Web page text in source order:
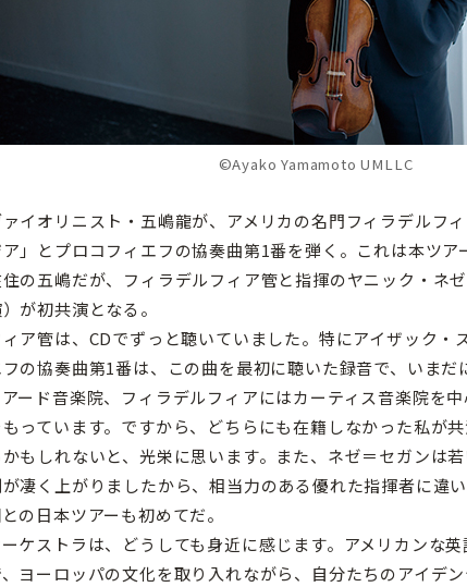
©Ayako Yamamoto UMLLC
イオリニスト・五嶋龍が、アメリカの名門フィラデルフ
」とプロコフィエフの協奏曲第1番を弾く。これは本ツア
の五嶋だが、フィラデルフィア管と指揮のヤニック・ネ
が初共演となる。
ィア管は、CDでずっと聴いていました。特にアイザック
の協奏曲第1番は、この曲を最初に聴いた録音で、いまだ
ード音楽院、フィラデルフィアにはカーティス音楽院を
っています。ですから、どちらにも在籍しなかった私が
もしれないと、光栄に思います。また、ネゼ＝セガンは
凄く上がりましたから、相当力のある優れた指揮者に違
の日本ツアーも初めてだ。
ーケストラは、どうしても身近に感じます。アメリカンな
ヨーロッパの文化を取り入れながら、自分たちのアイデ